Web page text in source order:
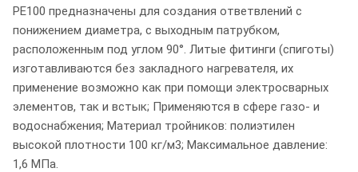
PE100 предназначены для создания ответвлений с
понижением диаметра, с выходным патрубком,
расположенным под углом 90°. Литые фитинги (спиготы)
изготавливаются без закладного нагревателя, их
применение возможно как при помощи электросварных
элементов, так и встык; Применяются в сфере газо- и
водоснабжения; Материал тройников: полиэтилен
высокой плотности 100 кг/м3; Максимальное давление:
1,6 МПа.